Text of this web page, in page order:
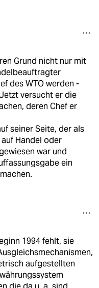
Grund nicht nur mit
des WTO werden -
versucht er die
deren Chef er
seiner Seite, der als
Handel oder
war und
ein
1994 fehlt, sie
aufgestellten